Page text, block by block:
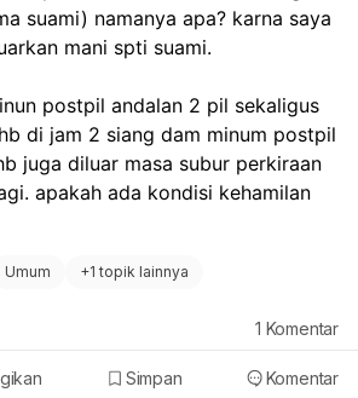
suami) namanya apa? karna saya
mani spti suami.
postpil andalan 2 pil sekaligus
di jam 2 siang dam minum postpil
juga diluar masa subur perkiraan
apakah ada kondisi kehamilan
Umum +1 topik lainnya
Simpan Komentar
1 Komentar